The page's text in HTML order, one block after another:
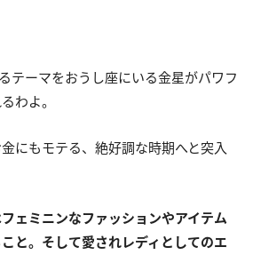
テーマをおうし座にいる金星がパワフ
わよ。
にもモテる、絶好調な時期へと突入
ェミニンなファッションやアイテム
と。そして愛されレディとしてのエ